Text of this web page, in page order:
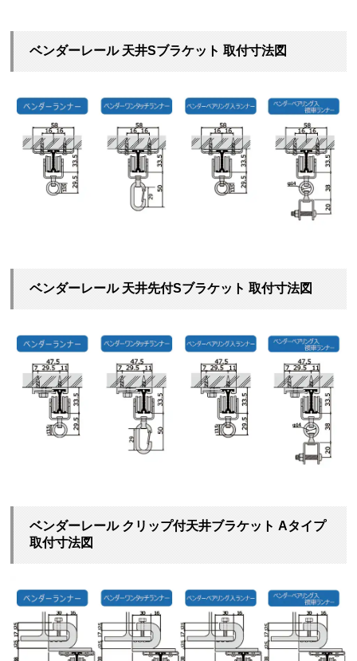
ベンダーレール 天井Sブラケット 取付寸法図
ベンダーレール 天井先付Sブラケット 取付寸法図
ベンダーレール クリップ付天井ブラケット Aタイプ
取付寸法図